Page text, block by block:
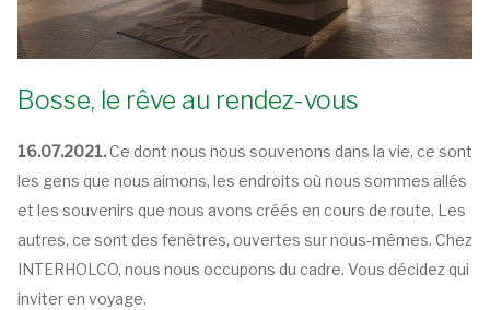
Bosse, le rêve au rendez-vous
16.07.2021.Ce dont nous nous souvenons dans la vie, ce sont
les gens que nous aimons, les endroits où nous sommes allés
et les souvenirs que nous avons créés en cours de route. Les
autres, ce sont des fenêtres, ouvertes sur nous-mêmes. Chez
INTERHOLCO, nous nous occupons du cadre. Vous décidez qui
inviter en voyage.